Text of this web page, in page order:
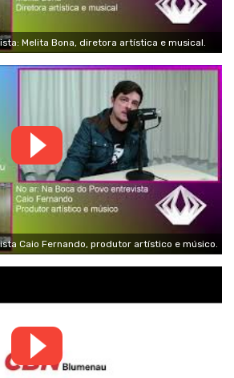
Melita Bona, diretora artística e musical.
Caio Fernando, produtor artístico e músico.